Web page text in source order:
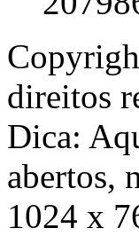
direitos
Dica:
abertos,
1024 x